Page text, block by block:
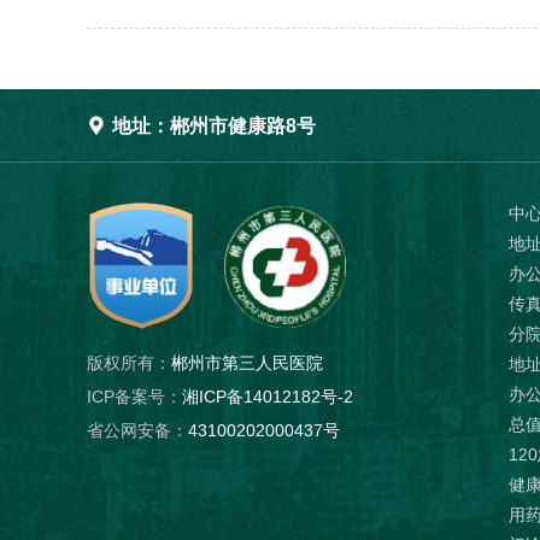
 地址：郴州市健康路8号
版权所有： 郴州市第三人民医院
ICP备案号： 湘ICP备14012182号-2
省公网安备： 43100202000437号
中
地
办
传
分
地
办
总
健
用